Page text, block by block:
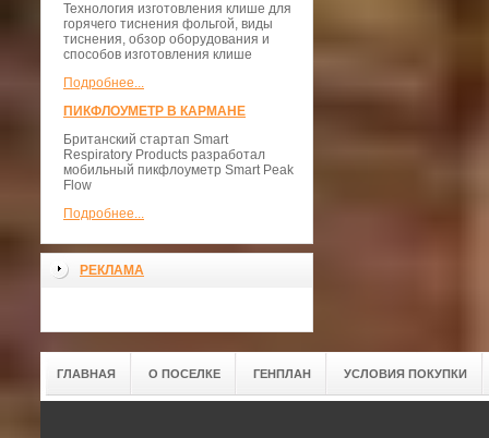
Технология изготовления клише для
горячего тиснения фольгой, виды
тиснения, обзор оборудования и
способов изготовления клише
Подробнее...
ПИКФЛОУМЕТР В КАРМАНЕ
Британский стартап Smart
Respiratory Products разработал
мобильный пикфлоуметр Smart Peak
Flow
Подробнее...
РЕКЛАМА
ГЛАВНАЯ О ПОСЕЛКЕ ГЕНПЛАН УСЛОВИЯ ПОКУПКИ